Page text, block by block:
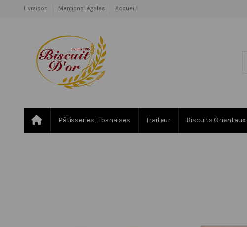
Livraison Mentions légales Accueil
Pâtisseries Libanaises Traiteur Biscuits Orientaux